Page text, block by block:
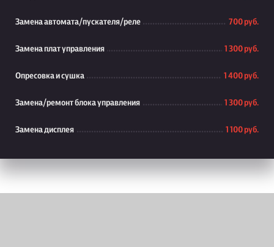
Замена автомата/пускателя/реле 700 руб.
Замена плат управления 1 300 руб.
Опресовка и сушка 1 400 руб.
Замена/ремонт блока управления 1 300 руб.
Замена дисплея 1 100 руб.